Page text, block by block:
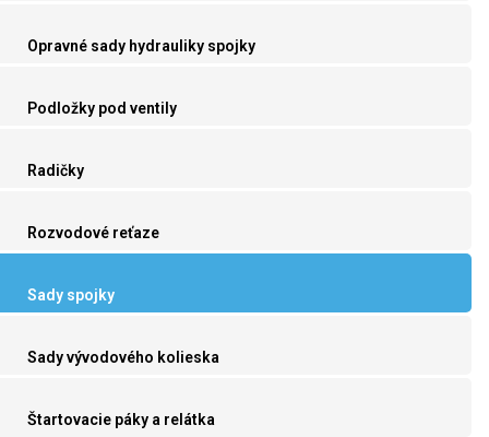
Opravné sady hydrauliky spojky
Podložky pod ventily
Radičky
Rozvodové reťaze
Sady spojky
Sady vývodového kolieska
Štartovacie páky a relátka